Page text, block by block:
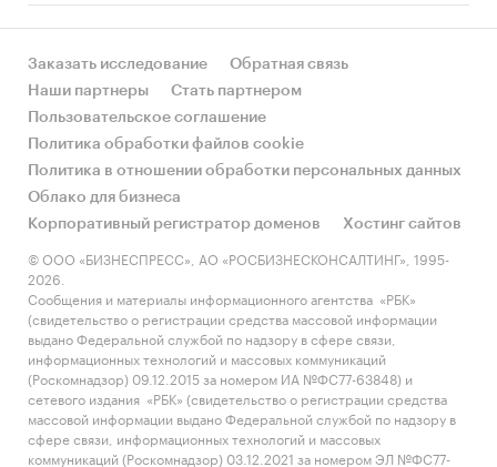
инфляции? Как соотносятся рост и падение с
• Какое место регион занимает в России и в
своем федеральном округе по объему продаж
и по продажам на душу населения?
• К какому сегменту можно отнести рынок по
размеру и темпом роста (малый/крупный, с
опережающей динамикой/с отстающей
динамикой) в стратегической перспективе и в
текущей ситуации? Меняются ли позиции
региона с течением времени?
• Насколько рынок насыщен и какой у региона
потенциал роста, если сравнить его с
регионами со схожими доходами, со схожей
долей расходов на обувь и с соседними
регионами?
Заказать исследование
Обратная связь
Наши партнеры
Стать партнером
Пользовательское соглашение
Политика обработки файлов cookie
Политика в отношении обработки персональных данных
Облако для бизнеса
Корпоративный регистратор доменов
Хостинг сайтов
© ООО «БИЗНЕСПРЕСС», АО «РОСБИЗНЕСКОНСАЛТИНГ», 1995-
2026.
Сообщения и материалы информационного агентства «РБК»
(свидетельство о регистрации средства массовой информации
выдано Федеральной службой по надзору в сфере связи,
информационных технологий и массовых коммуникаций
(Роскомнадзор) 09.12.2015 за номером ИА №ФС77-63848) и
сетевого издания «РБК» (свидетельство о регистрации средства
массовой информации выдано Федеральной службой по надзору в
сфере связи, информационных технологий и массовых
коммуникаций (Роскомнадзор) 03.12.2021 за номером ЭЛ №ФС77-